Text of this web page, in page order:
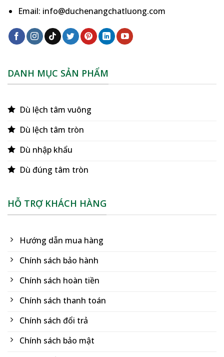
Email: info@duchenangchatluong.com
DANH MỤC SẢN PHẨM
Dù lệch tâm vuông
Dù lệch tâm tròn
Dù nhập khẩu
Dù đúng tâm tròn
HỖ TRỢ KHÁCH HÀNG
Hướng dẫn mua hàng
Chính sách bảo hành
Chính sách hoàn tiền
Chính sách thanh toán
Chính sách đổi trả
Chính sách bảo mật